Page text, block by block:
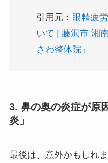
引用元： 眼精疲
いて | 藤沢市 湘
さわ整体院」
3. 鼻の奥の炎症が原
炎」
最後は、意外かもしれ